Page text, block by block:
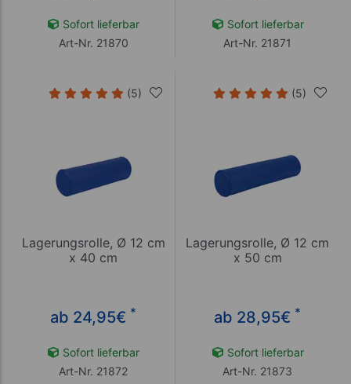
Sofort lieferbar
Art-Nr. 21870
Sofort lieferbar
Art-Nr. 21871
(5)
Lagerungsrolle, Ø 12 cm
x 40 cm
ab 24,95€ *
Sofort lieferbar
Art-Nr. 21872
(5)
Lagerungsrolle, Ø 12 cm
x 50 cm
ab 28,95€ *
Sofort lieferbar
Art-Nr. 21873